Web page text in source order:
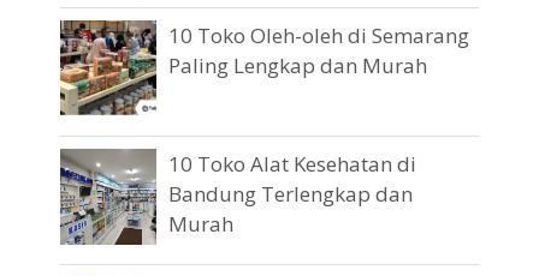
10 Toko Oleh-oleh di Semarang
Paling Lengkap dan Murah
10 Toko Alat Kesehatan di
Bandung Terlengkap dan
Murah